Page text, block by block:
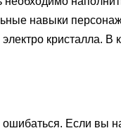
навыки
кристалла. В
Если вы